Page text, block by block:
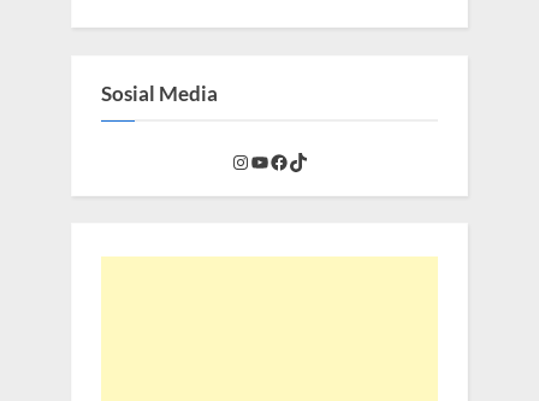
Sosial Media
Instagram
YouTube
Facebook
TikTok